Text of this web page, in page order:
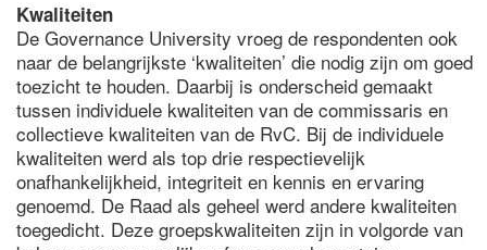
Kwaliteiten
De Governance University vroeg de respondenten ook
naar de belangrijkste ‘kwaliteiten’ die nodig zijn om goed
toezicht te houden. Daarbij is onderscheid gemaakt
tussen individuele kwaliteiten van de commissaris en
collectieve kwaliteiten van de RvC. Bij de individuele
kwaliteiten werd als top drie respectievelijk
onafhankelijkheid, integriteit en kennis en ervaring
genoemd. De Raad als geheel werd andere kwaliteiten
toegedicht. Deze groepskwaliteiten zijn in volgorde van